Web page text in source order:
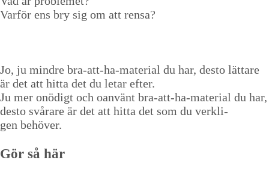
Var­för ens bry sig om att rensa?
Jo, ju min­dre bra-att-ha-mate­r­i­al du har, desto lättare
är det att hit­ta det du letar efter.
Ju mer onödigt och oan­vänt bra-att-ha-mate­r­i­al du har,
desto svårare är det att hit­ta det som du verk­li­
gen behöver.
Gör så här